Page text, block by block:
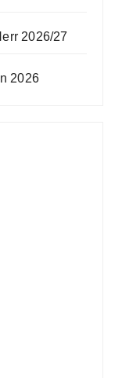
2026/27
2026